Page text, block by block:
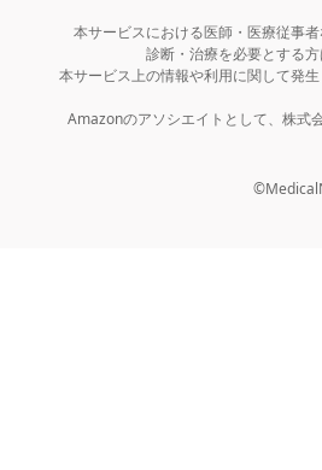
本サービスにおける医師・医療従事
診断・治療を必要とする
本サービス上の情報や利用に関して発
Amazonのアソシエイトとして、株式